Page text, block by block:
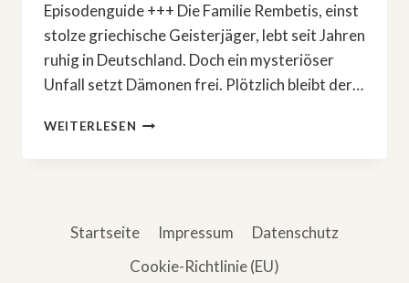
Episodenguide +++ Die Familie Rembetis, einst
stolze griechische Geisterjäger, lebt seit Jahren
ruhig in Deutschland. Doch ein mysteriöser
Unfall setzt Dämonen frei. Plötzlich bleibt der…
WEITERLESEN COMEDYSERIE:
–
Startseite Impressum
Datenschutz
Cookie-Richtlinie (EU)